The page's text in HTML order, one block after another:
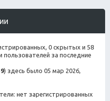
0 скрытых и 58
пользователей за последние
) здесь было 05 мар 2026,
нет зарегистрированных